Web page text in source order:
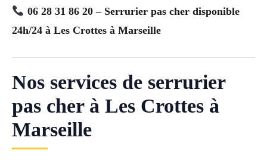
06 28 31 86 20 – Serrurier pas cher disponible
24h/24 à Les Crottes à Marseille
Nos services de serrurier
pas cher à Les Crottes à
Marseille